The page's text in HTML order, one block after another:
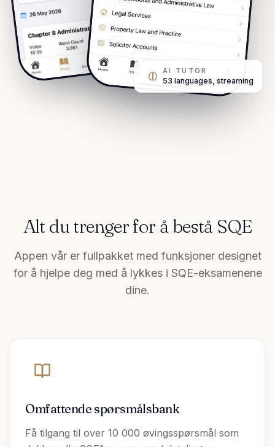
AI TUTOR
53 languages, streaming
Alt du trenger for å bestå SQE
Appen vår er fullpakket med funksjoner designet
for å hjelpe deg med å lykkes i SQE-eksamenene
dine.
Omfattende spørsmålsbank
Få tilgang til over 10 000 øvingsspørsmål som